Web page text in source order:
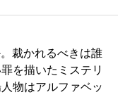
かれるべきは誰
を描いたミステリ
物はアルファベッ